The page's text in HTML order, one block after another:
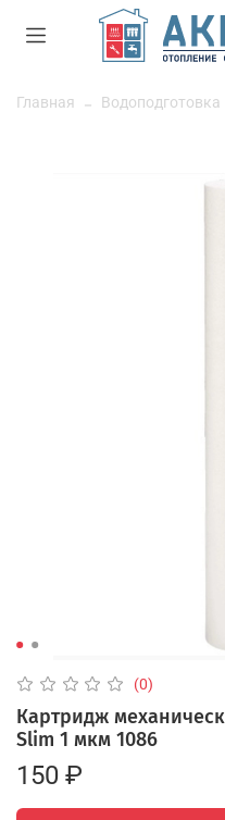
Главная Водоподготовка
(0)
Картридж
Slim 1 мкм 1086
150 ₽